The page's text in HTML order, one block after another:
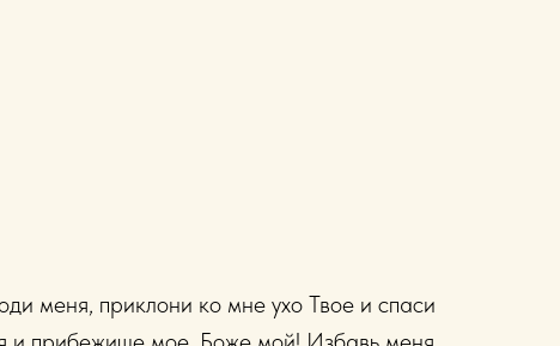
меня, приклони ко мне ухо Твое и спаси